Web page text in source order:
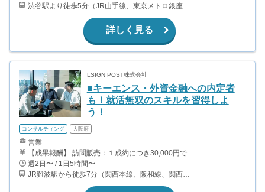
渋谷駅より徒歩5分（JR山手線、東京メトロ銀座・半蔵門・副都心線）
詳しく見る
LSIGN POST株式会社
■キーエンス・外資金融への内定者
も！就活無双のスキルを習得しよ
う！
コンサルティング 大阪府
営業
【成果報酬】 訪問販売：１成約につき30,000円です。 例えば、光インターネットの成約であれば、平均的に2.5日で1件の契約が見込めます。（12,000円/1日6時間稼働） ＜月収例＞月に100万以上稼ぐ方もいます！ ・月5件成約：150,000円 ・月15件成約：450,000円 ・月30成約：900,000円➕マネジメントインセンティブ300,000円 合計1,200,000円 時給換算で2,000円程度が、平均的なインターン生の報酬となっています。
週2日〜 / 1日5時間〜
JR難波駅から徒歩7分（関西本線、阪和線、関西空港線） 大阪難波駅から徒歩13分（近鉄奈良線、阪神なんば線） 桜川駅から徒歩4分（大阪メトロ千日前線、阪神なんば線）